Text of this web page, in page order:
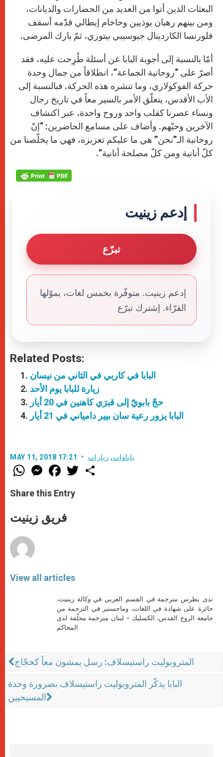
البعثات الذين أتوا من العديد من الحضارات والديانات،
ومن بينهم رهبان بوذيين وحاخام إيطالي قدّمه أسقف
فلورنسا الكاردينال جيوسيبي بيتوري، ثمّ بارك المرضى.
أمّا بالنسبة إلى أجوبة البابا عن أسئلة طُرِحت عليه، فقد
أصرّ على “روحانية الجماعة”، انطلاقاً من جمال وحدة
حركة الفوكولاري، وما تنشره هذه الحركة. فبالنسبة إلى
الأب الأقدس، يتعلّق الأمر بالسير معاً في تاريخ رجال
ونساء عصرنا كقلب واحد وروح واحدة، عبر اكتشاف
الآخرين وحبّهم. وأضاف على مسامع الحاضرين: “إنّ
روحانية الـ”نحن” هي ما عليكم تعزيزه، فهي ما يخلّصنا من
كلّ أنانية ومن كلّ مصلحة أنانية”.
إدعم زينيت
تبرّع
إدعم زينيت. متوفّرة بخمس لغات، يموّلها
القرّاء. إشترك تبرّع
Related Posts:
البابا في كاربي في الثاني من نيسان
زيارة للبابا يوم الأحد
حجّ بابويّ إلى قبرَي كاهنين في 20 أيار
البابا يزور رعية سان بيير دامياني في 21 أيار
MAY 11, 2018 17:21 باباوات, زيارات
W
h
t
s
p
p
M
e
s
e
g
e
F
a
e
b
o
k
w
Share this Entry
فريق زينيت
View all articles
ندى بطرس مترجمة في القسم العربي في وكالة زينيت،
حائزة على شهادة في اللغات، وماجستير في الترجمة من
جامعة الروح القدس، الكسليك - لبنان مترجمة محلّفة لدى
المحاكم
المتروبوليت راستيسلاف: رسل يمشون معاً كحجّاج
البابا يذكّر المتروبوليت راستيسلاف بضرورة وحدة
المسيحيين